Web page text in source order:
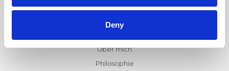
Deny
Leistungen
Praxis
Über mich
Philosophie